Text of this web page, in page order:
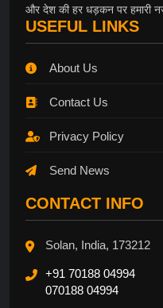
और देश की हर धड़कन पर हमारी
USEFUL LINKS
About Us
Contact Us
Privacy Policy
Send News
CONTACT INFO
Solan, India, 173212
+91 70188 04994
070188 04994